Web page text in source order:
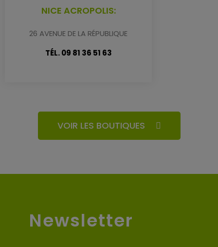
NICE ACROPOLIS:
26 AVENUE DE LA RÉPUBLIQUE
TÉL. 09 81 36 51 63
VOIR LES BOUTIQUES
Newsletter